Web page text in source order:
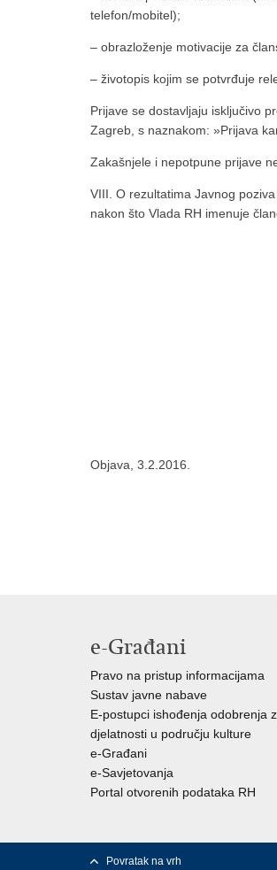
telefon/mobitel);
– obrazloženje motivacije za
– životopis kojim se potvrđuje
Prijave se dostavljaju isključivo
Zagreb, s naznakom: »Prijava
Zakašnjele i nepotpune prijave
VIII. O rezultatima Javnog
nakon što Vlada RH imenuje
Objava, 3.2.2016.
e-Građani
Pravo na pristup informacijama
Sustav javne nabave
E-postupci ishođenja odobrenja
djelatnosti u području kulture
e-Građani
e-Savjetovanja
Portal otvorenih podataka RH
Povratak na vrh